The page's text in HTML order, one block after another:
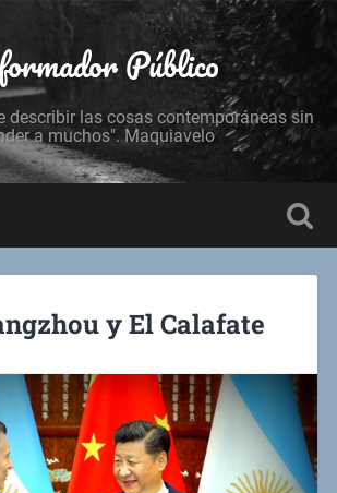
Público
describir las cosas contemporáneas sin
a muchos". Maquiavelo
y El Calafate